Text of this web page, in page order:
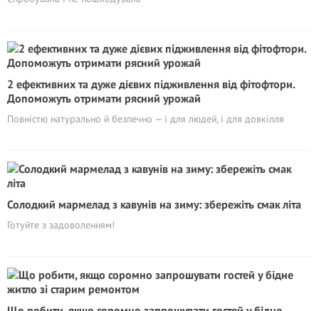
2 ефективних та дуже дієвих підживлення від фітофтори.
Допоможуть отримати рясний урожай
Повністю натурально й безпечно — і для людей, і для довкілля
Солодкий мармелад з кавунів на зиму: збережіть смак літа
Готуйте з задоволенням!